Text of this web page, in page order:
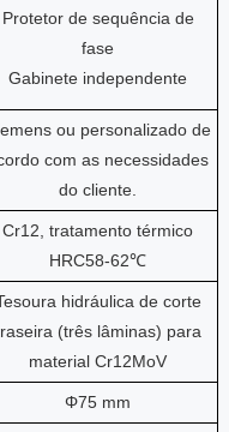
Protetor de sequência de
fase
Gabinete independente
ou personalizado de
com as necessidades
do cliente.
Cr12, tratamento térmico
HRC58-62℃
hidráulica de corte
(três lâminas) para
material Cr12MoV
Φ75 mm